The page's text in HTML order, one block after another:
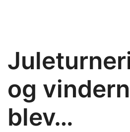
og
blev…